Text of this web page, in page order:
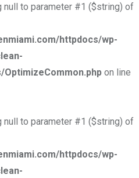
null to parameter #1 ($string) of
httpdocs/wp-
on line
null to parameter #1 ($string) of
httpdocs/wp-